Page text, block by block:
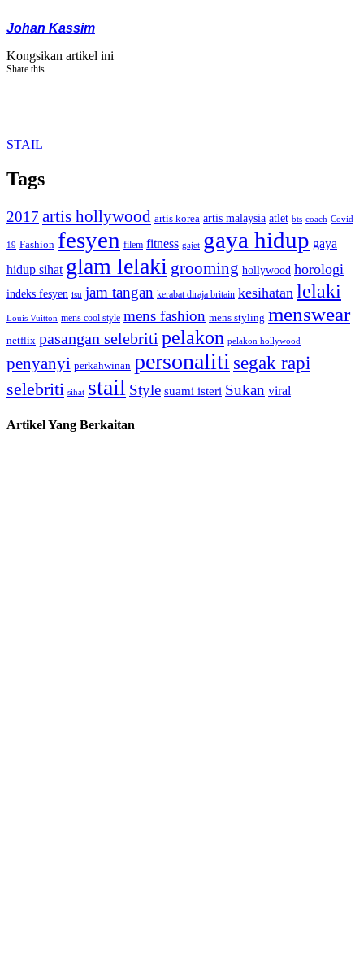
Johan Kassim
Kongsikan artikel ini
Share this...
STAIL
Tags
2017 artis hollywood artis korea artis malaysia atlet bts coach Covid
19 Fashion fesyen filem fitness gajet gaya hidup gaya
hidup sihat glam lelaki grooming hollywood horologi
indeks fesyen isu jam tangan kerabat diraja britain kesihatan lelaki
Louis Vuitton mens cool style mens fashion mens styling menswear
netflix pasangan selebriti pelakon pelakon hollywood
penyanyi perkahwinan personaliti segak rapi
selebriti sihat stail Style suami isteri Sukan viral
Artikel Yang Berkaitan